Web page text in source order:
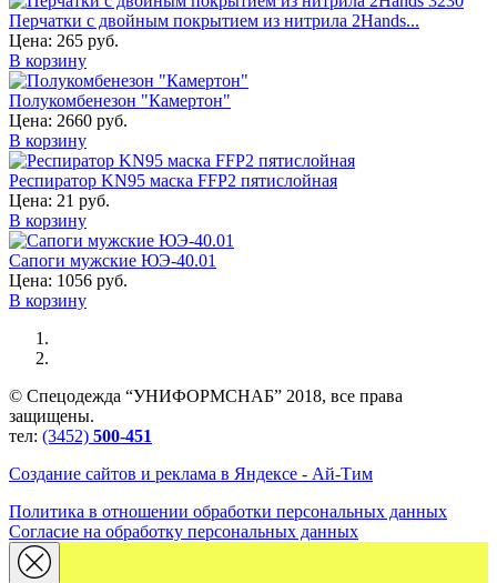
Перчатки с двойным покрытием из нитрила 2Hands...
Цена: 265 руб.
В корзину
Полукомбенезон "Камертон"
Цена: 2660 руб.
В корзину
Респиратор KN95 маска FFP2 пятислойная
Цена: 21 руб.
В корзину
Сапоги мужские ЮЭ-40.01
Цена: 1056 руб.
В корзину
© Спецодежда “УНИФОРМСНАБ” 2018, все права
защищены.
тел: (3452) 500-451
Создание сайтов и реклама в Яндексе - Ай-Тим
Политика в отношении обработки персональных данных
Согласие на обработку персональных данных